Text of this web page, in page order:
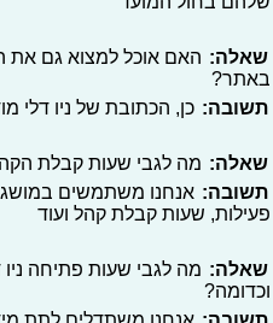
שאלה: האם אוכל למצוא גם את
באתר?
תשובה: כן, הכתובת של ניו דלי
שאלה: מה לגבי שעות קבלת הקהל
תשובה: אנחנו משתמשים
פעילות, שעות קבלת קהל ועוד
שאלה: מה לגבי שעות פתיחה ניו
וכדומה?